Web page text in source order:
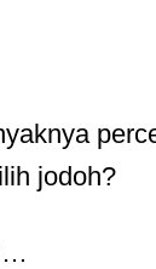
jodoh?